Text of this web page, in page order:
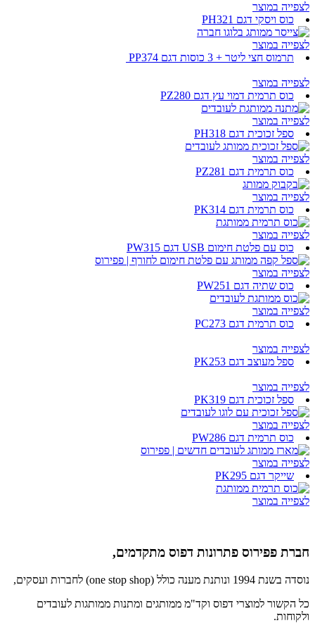
לצפייה במוצר
כוס ויסקי דגם PH321
לצפייה במוצר
תרמוס חצי ליטר + 3 כוסות דגם PP374
לצפייה במוצר
כוס תרמית דמוי עץ דגם PZ280
לצפייה במוצר
ספל זכוכית דגם PH318
לצפייה במוצר
כוס תרמית דגם PZ281
לצפייה במוצר
כוס תרמית דגם PK314
לצפייה במוצר
כוס עם פלטת חימום USB דגם PW315
לצפייה במוצר
כוס שתיה דגם PW251
לצפייה במוצר
כוס תרמית דגם PC273
לצפייה במוצר
ספל מעוצב דגם PK253
לצפייה במוצר
ספל זכוכית דגם PK319
לצפייה במוצר
כוס תרמית דגם PW286
לצפייה במוצר
שייקר דגם PK295
לצפייה במוצר
חברת פפירוס פתרונות דפוס מתקדמים,
נוסדה בשנת 1994 ונותנת מענה כולל (one stop shop) לחברות ועסקים,
כל הקשור למוצרי דפוס וקד"מ ממותגים ומתנות ממותגות לעובדים
ולקוחות.